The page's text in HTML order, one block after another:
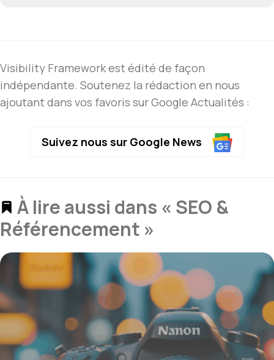
Visibility Framework est édité de façon
indépendante. Soutenez la rédaction en nous
ajoutant dans vos favoris sur Google Actualités :
Suivez nous sur Google News
À lire aussi dans « SEO &
Référencement »